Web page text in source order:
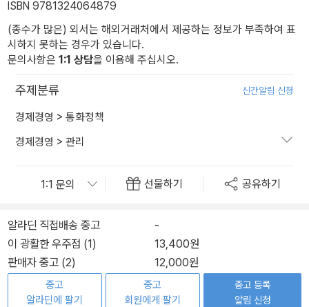
ISBN 9781324064879
(종수가 많은) 외서는 해외거래처에서 제공하는 정보가 부족하여 표
시하지 못하는 경우가 있습니다.
문의사항은 1:1 상담을 이용해 주십시오.
주제분류 신간알림 신청
경제경영 > 통화정책
경제경영 > 관리
선물하기 공유하기
알라딘 직접배송 중고
-
이 광활한 우주점 (1)
13,400원
판매자 중고 (2)
12,000원
중고
알라딘에 팔기
중고
회원에게 팔기
중고 등록
알림 신청